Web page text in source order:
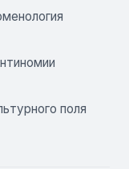
поля